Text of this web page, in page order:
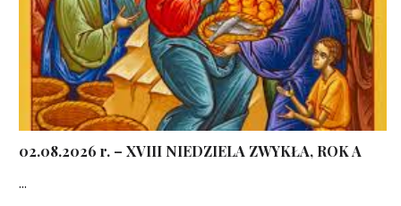
02.08.2026 r. – XVIII NIEDZIELA ZWYKŁA, ROK A
...